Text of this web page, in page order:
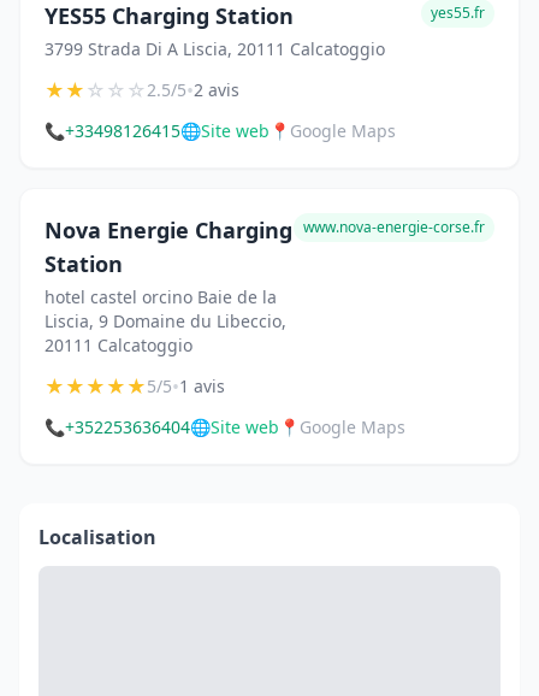
YES55 Charging Station
3799 Strada Di A Liscia, 20111 Calcatoggio
yes55.fr
★★☆☆☆2.5/5•2 avis
📞+33498126415🌐Site web 📍 Google Maps
Nova Energie Charging
Station
hotel castel orcino Baie de la
Liscia, 9 Domaine du Libeccio,
20111 Calcatoggio
www.nova-energie-corse.fr
★★★★★5/5•1 avis
📞+352253636404🌐Site web 📍 Google Maps
Localisation